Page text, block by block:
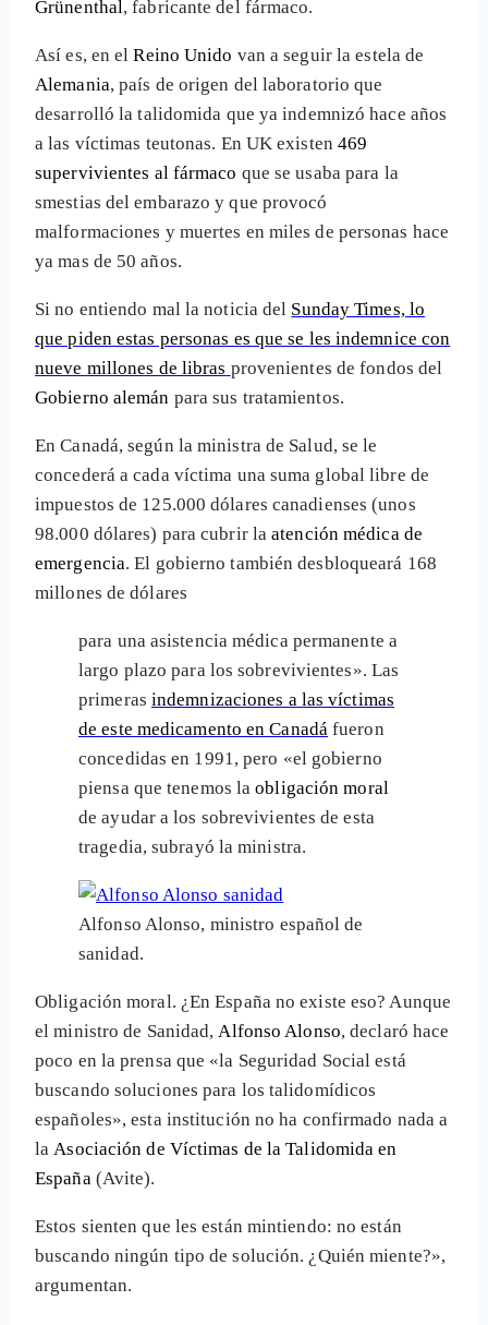
Grünenthal, fabricante del fármaco.
Así es, en elReino Unido van a seguir la estela de
Alemania, país de origen del laboratorio que
desarrolló la talidomida que ya indemnizó hace años
a las víctimas teutonas. En UK existen 469
supervivientes al fármaco que se usaba para la
smestias del embarazo y que provocó
malformaciones y muertes en miles de personas hace
ya mas de 50 años.
Si no entiendo mal la noticia del Sunday Times, lo
que piden estas personas es que se les indemnice con
nueve millones de libras provenientes de fondos del
Gobierno alemán para sus tratamientos.
En Canadá, según la ministra de Salud, se le
concederá a cada víctima una suma global libre de
impuestos de 125.000 dólares canadienses (unos
98.000 dólares) para cubrir laatención médica de
emergencia. El gobierno también desbloqueará 168
millones de dólares
para una asistencia médica permanente a
largo plazo para los sobrevivientes». Las
primeras indemnizaciones a las víctimas
de este medicamento en Canadá fueron
concedidas en 1991, pero «el gobierno
piensa que tenemos la obligación moral
de ayudar a los sobrevivientes de esta
tragedia, subrayó la ministra.
Alfonso Alonso, ministro español de
sanidad.
Obligación moral. ¿En España no existe eso? Aunque
el ministro de Sanidad, Alfonso Alonso, declaró hace
poco en la prensa que «la Seguridad Social está
buscando soluciones para los talidomídicos
españoles», esta institución no ha confirmado nada a
la Asociación de Víctimas de la Talidomida en
España (Avite).
Estos sienten que les están mintiendo: no están
buscando ningún tipo de solución. ¿Quién miente?»,
argumentan.